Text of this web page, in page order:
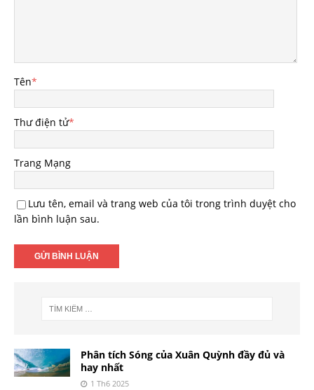
Tên*
Thư điện tử*
Trang Mạng
Lưu tên, email và trang web của tôi trong trình duyệt cho
lần bình luận sau.
Phân tích Sóng của Xuân Quỳnh đầy đủ và
hay nhất
1 Th6 2025